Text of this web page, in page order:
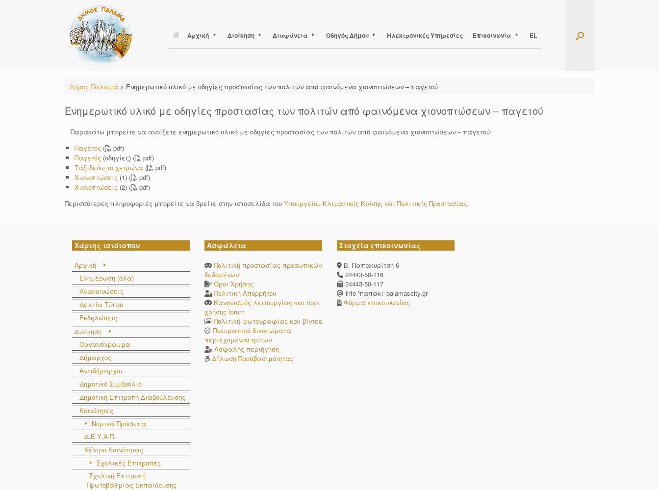
Αρχική Διοίκηση Διαφάνεια Οδηγός Δήμου Ηλεκτρονικές Υπηρεσίες Επικοινωνία EL
Δήμος Παλαμά > Ενημερωτικό υλικό με οδηγίες προστασίας των πολιτών από φαινόμενα χιονοπτώσεων – παγετού
Ενημερωτικό υλικό με οδηγίες προστασίας των πολιτών από φαινόμενα χιονοπτώσεων – παγετού
Παρακάτω μπορείτε να ανοίξετε ενημερωτικό υλικό με οδηγίες προστασίας των πολιτών από φαινόμενα χιονοπτώσεων – παγετού:
Παγετός (
pdf)
Παγετός (οδηγίες) (
pdf)
Ταξιδεύω το χειμώνα (
pdf)
Χιονοπτώσεις (1) (
pdf)
Χιονοπτώσεις (2) (
pdf)
Περισσότερες πληροφοριές μπορείτε να βρείτε στην ιστοσελίδα του Υπουργείου Κλιματικής Κρίσης και Πολιτικής Προστασίας.
Χάρτης ιστότοπου
Αρχική
Ενημέρωση (όλα)
Ανακοινώσεις
Δελτία Τύπου
Εκδηλώσεις
Διοίκηση
Οργανόγραμμα
Δήμαρχος
Αντιδήμαρχοι
Δημοτικό Συμβούλιο
Δημοτική Επιτροπή Διαβούλευσης
Κοινότητες
Νομικά Πρόσωπα
Δ.Ε.Υ.Α.Π.
Κέντρο Κοινότητας
Σχολικές Επιτροπές
Σχολική Επιτροπή
Πρωτοβάθμιας Εκπαίδευσης
Ασφάλεια
Πολιτική προστασίας προσωπικών
δεδομένων
Όροι Χρήσης
Πολιτική Απορρήτου
Κανονισμός λειτουργίας και όροι
χρήσης forum
Πολιτική φωτογραφίας και βίντεο
Πνευματικά δικαιώματα
περιεχομένου τρίτων
Ασφαλής περιήγηση
Δήλωση Προσβασιμότητας
Στοχεία επικοινωνίας
Β. Παπακυρίτση 6
24443-50-116
24443-50-117
info 'παπάκι' palamascity.gr
Φόρμα επικοινωνίας